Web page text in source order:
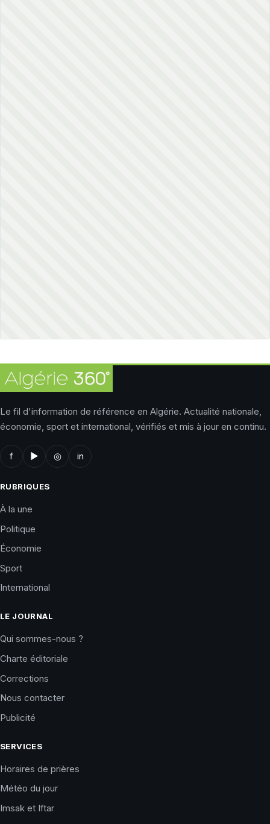
Le fil d'information de référence en Algérie. Actualité nationale,
économie, sport et international, vérifiés et mis à jour en continu.
f ▶ ◎ in
RUBRIQUES
À la une
Politique
Économie
Sport
International
LE JOURNAL
Qui sommes-nous ?
Charte éditoriale
Corrections
Nous contacter
Publicité
SERVICES
Horaires de prières
Météo du jour
Imsak et Iftar